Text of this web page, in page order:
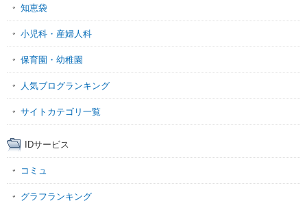
知恵袋
小児科・産婦人科
保育園・幼稚園
人気ブログランキング
サイトカテゴリ一覧
IDサービス
コミュ
グラフランキング